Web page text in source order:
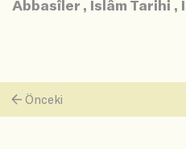
Abbasîler , İslâm Tarihi ,
Önceki